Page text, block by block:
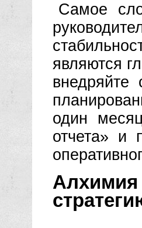
Самое
являются
один
отчета» и